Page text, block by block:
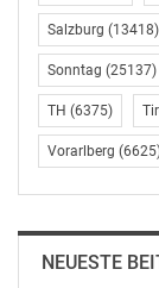
beginnt.
und Pflanzen
gesunde
Der neue Kids
in den
Pilotphase im
gezeigt, wie
Salzburg (13418)
Sonntag (25137)
TH (6375)
Vorarlberg
NEUESTE